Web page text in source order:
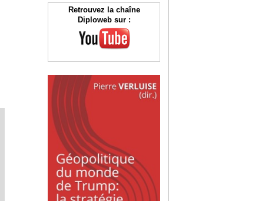
Retrouvez la chaîne
Diploweb sur :